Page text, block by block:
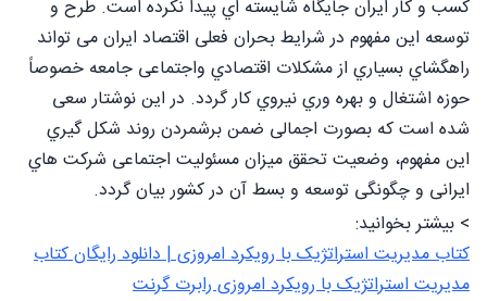
کسب و کار ایران جایگاه شایسته اي پیدا نکرده است. طرح و
توسعه این مفهوم در شرایط بحران فعلی اقتصاد ایران می تواند
راهگشاي بسیاري از مشکلات اقتصادي واجتماعی جامعه خصوصاً
حوزه اشتغال و بهره وري نیروي کار گردد. در این نوشتار سعی
شده است که بصورت اجمالی ضمن برشمردن روند شکل گیري
این مفهوم، وضعیت تحقق میزان مسئولیت اجتماعی شرکت هاي
ایرانی و چگونگی توسعه و بسط آن در کشور بیان گردد.
> بیشتر بخوانید:
کتاب مدیریت استراتژیک با رویکرد امروزی | دانلود رایگان کتاب
مدیریت استراتژیک با رویکرد امروزی رابرت گرنت